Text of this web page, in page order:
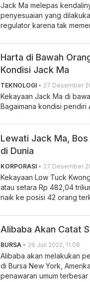
Jack Ma melepas
penyesuaian yang
regulator karena tak
Harta di Bawah
Kondisi Jack Ma
TEKNOLOGI • 27 Desember
Kekayaan Jack Ma di
Bagaimana kondisi pendiri
Lewati Jack Ma,
di Dunia
KORPORASI • 27 Desember
Kekayaan Low Tuck
atau setara Rp 482,04
naik ke posisi 42 orang
Alibaba Akan Catat
BURSA • 26 Juli 2022, 11.08
Alibaba akan melakukan
di Bursa New York,
penawaran umum terbesar